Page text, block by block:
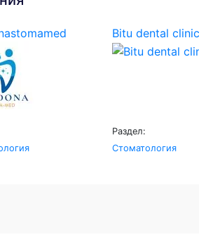
Bitu dental clinic
Раздел:
Стоматология